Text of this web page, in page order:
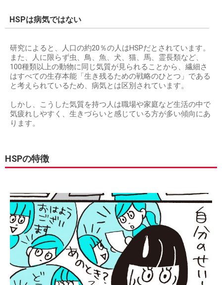
HSPは病気ではない
研究によると、人口の約20％の人はHSPだとされています。
また、人に限らず虫、鳥、魚、犬、猫、馬、霊長類など、
100種類以上の動物に同じ気質が見られることから、繊細さ
はすべての生存本能「生き残るための戦略のひとつ」である
と考えられているため、病気とは区別されています。
しかし、こうした気質を持つ人は職場や家庭など生活の中で
気疲れしやすく、生きづらいと感じている方が多い傾向にあ
ります。
HSPの特徴